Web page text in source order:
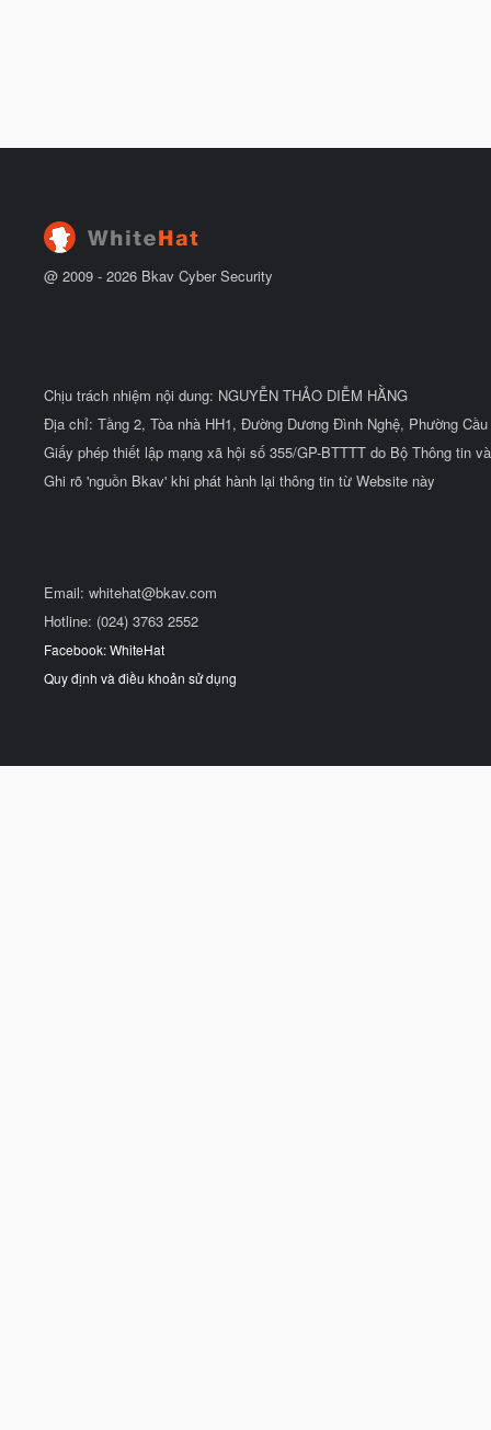
@ 2009 - 2026 Bkav Cyber Security
Chịu trách nhiệm nội dung: NGUYỄN THẢO DIỄM HẰNG
Địa chỉ: Tầng 2, Tòa nhà HH1, Đường Dương Đình Nghệ, Phường
Giấy phép thiết lập mạng xã hội số 355/GP-BTTTT do Bộ Thông tin
Ghi rõ 'nguồn Bkav' khi phát hành lại thông tin từ Website này
Email: whitehat@bkav.com
Hotline: (024) 3763 2552
Facebook: WhiteHat
Quy định và điều khoản sử dụng